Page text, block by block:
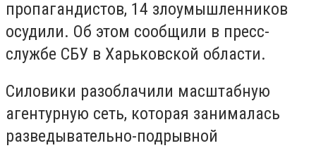
пропагандистов, 14 злоумышленников
осудили. Об этом сообщили в пресс-
службе СБУ в Харьковской области.
Силовики разоблачили масштабную
агентурную сеть, которая занималась
разведывательно-подрывной